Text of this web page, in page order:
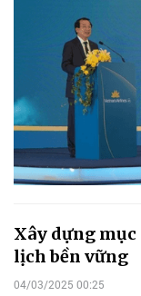
Xây dựng
lịch bền vững
04/03/2025 00:25